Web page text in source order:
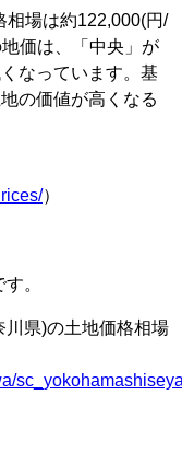
相場は約122,000(円/
価は、「中央」が
なっています。基
の価値が高くなる
）
。
県)の土地価格相場